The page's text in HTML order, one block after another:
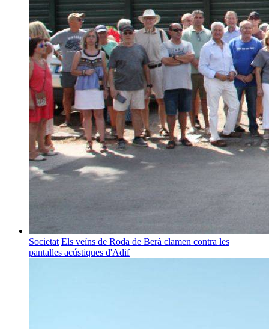
Societat Els veïns de Roda de Berà clamen contra les
pantalles acústiques d'Adif